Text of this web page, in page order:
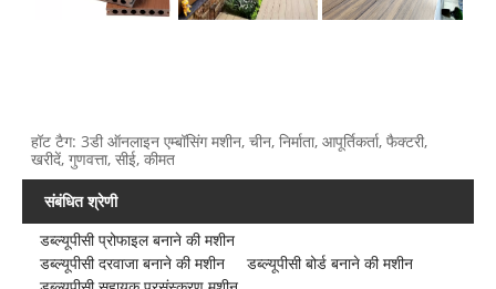
हॉट टैग: 3डी ऑनलाइन एम्बॉसिंग मशीन, चीन, निर्माता, आपूर्तिकर्ता, फैक्टरी,
खरीदें, गुणवत्ता, सीई, कीमत
संबंधित श्रेणी
डब्ल्यूपीसी प्रोफाइल बनाने की मशीन
डब्ल्यूपीसी दरवाजा बनाने की मशीन
डब्ल्यूपीसी बोर्ड बनाने की मशीन